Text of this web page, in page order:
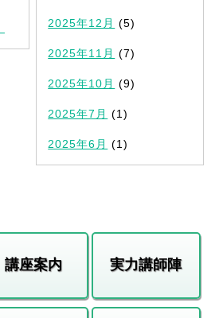
2025年12月 (5)
2025年11月 (7)
2025年10月 (9)
2025年7月 (1)
2025年6月 (1)
講座案内 実力講師陣